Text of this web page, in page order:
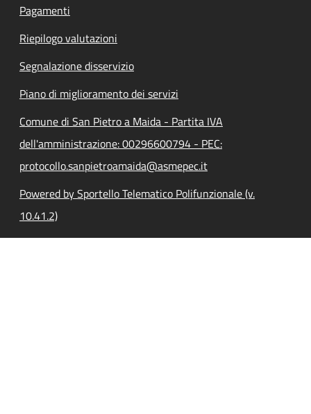
Pagamenti
Riepilogo valutazioni
Segnalazione disservizio
Piano di miglioramento dei servizi
Comune di San Pietro a Maida - Partita IVA
dell'amministrazione: 00296600794 - PEC:
protocollo.sanpietroamaida@asmepec.it
Powered by Sportello Telematico Polifunzionale (v.
10.41.2)